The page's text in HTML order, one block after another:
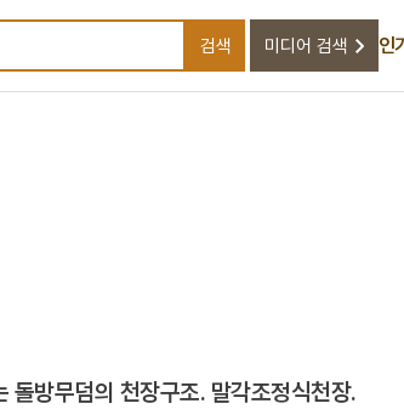
검색어를 입력하세요
검색 미디어 검색 인
돌방무덤의 천장구조. 말각조정식천장.